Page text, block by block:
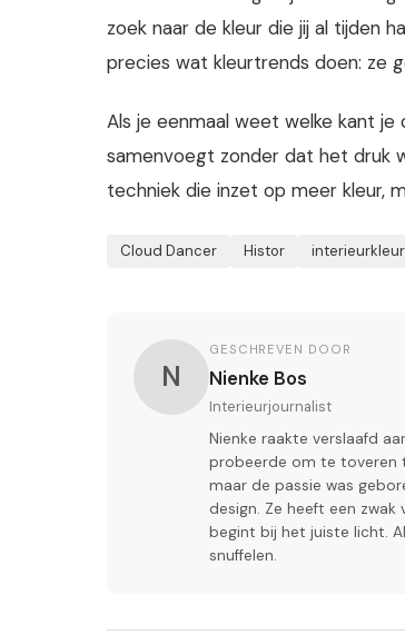
zoek naar de kleur die jij al tijden
precies wat kleurtrends doen: ze
Als je eenmaal weet welke kant
samenvoegt zonder dat het druk
techniek die inzet op meer kleur,
Cloud Dancer Histor
N
GESCHREVEN DOOR
Nienke Bos
Interieurjournalist
Nienke raakte verslaafd
probeerde om te toveren
maar de passie was
design. Ze heeft een
begint bij het juiste licht.
snuffelen.